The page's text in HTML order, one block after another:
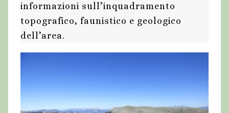
informazioni sull’inquadramento
topografico, faunistico e geologico
dell’area.